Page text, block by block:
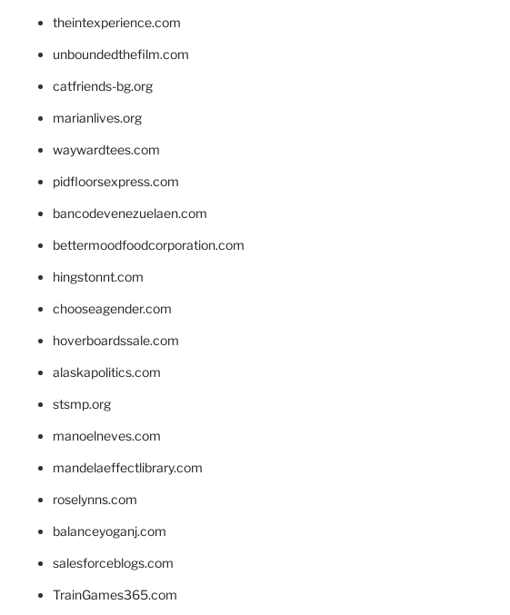
theintexperience.com
unboundedthefilm.com
catfriends-bg.org
marianlives.org
waywardtees.com
pidfloorsexpress.com
bancodevenezuelaen.com
bettermoodfoodcorporation.com
hingstonnt.com
chooseagender.com
hoverboardssale.com
alaskapolitics.com
stsmp.org
manoelneves.com
mandelaeffectlibrary.com
roselynns.com
balanceyoganj.com
salesforceblogs.com
TrainGames365.com